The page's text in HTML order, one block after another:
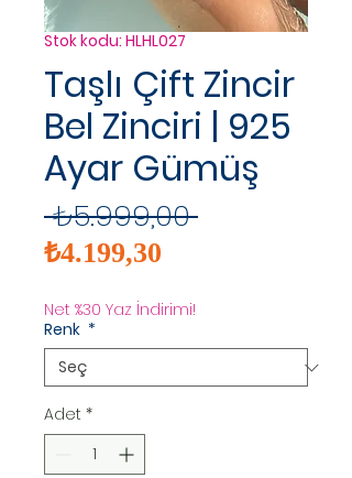
Stok kodu: HLHL027
Taşlı Çift Zincir
Bel Zinciri | 925
Ayar Gümüş
₺5.999,00 Normal
₺4.199,30
Net %30 Yaz İndirimi!
Renk *
Adet *